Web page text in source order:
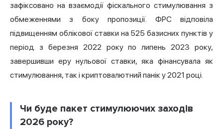
зафіксовано на взаємодії фіскального стимулювання з
обмеженнями з боку пропозиції. ФРС відповіла
підвищенням облікової ставки на 525 базисних пунктів у
період з березня 2022 року по липень 2023 року,
завершивши еру нульової ставки, яка фінансувала як
стимулювання, так і криптовалютний панік у 2021 році.
Чи буде пакет стимулюючих заходів
2026 року?